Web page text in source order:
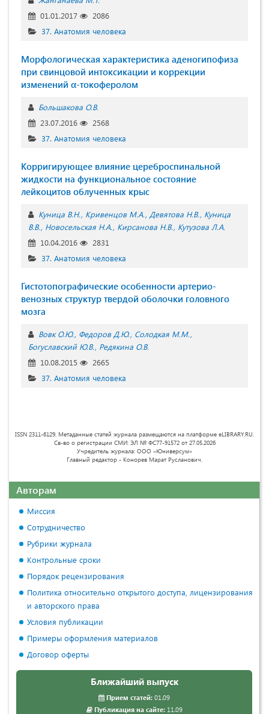
01.01.2017
2086
37. Анатомия человека
Морфологическая характеристика аденогипофиза
при свинцовой интоксикации и коррекции
изменений α-токоферолом
Большакова О.В.
23.07.2016
2568
37. Анатомия человека
Корригирующее влияние цереброспинальной
жидкости на функциональное состояние
лейкоцитов облученных крыс
Куница В.Н. Кривенцов М.А. Девятова Н.В. Куница
В.В. Новосельская Н.А. Кирсанова Н.В. Кутузова Л.А.
10.04.2016
2831
37. Анатомия человека
Гистотопографические особенности артерио-
венозных структур твердой оболочки головного
мозга
Вовк О.Ю. Федоров Д.Ю. Солодкая М.М.
Богуславский Ю.В. Редякина О.В.
10.08.2015
2665
37. Анатомия человека
ISSN 2311-6129. Метаданные статей журнала размещаются на платформе eLIBRARY.RU.
Св-во о регистрации СМИ: ЭЛ № ФС77-91572 от 27.05.2026
Учредитель журнала: ООО «Юниверсум»
Главный редактор - Конорев Марат Русланович.
Авторам
Миссия
Сотрудничество
Рубрики журнала
Контрольные сроки
Порядок рецензирования
Политика относительно открытого доступа, лицензирования
и авторского права
Условия публикации
Примеры оформления материалов
Договор оферты
Ближайший выпуск
Прием статей: 01.09
Публикация на сайте:11.09